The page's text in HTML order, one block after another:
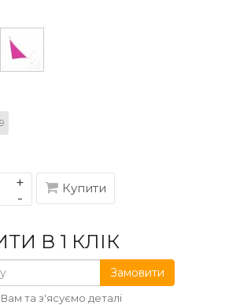
Купити
В 1 КЛІК
Замовити
та з'ясуємо деталі